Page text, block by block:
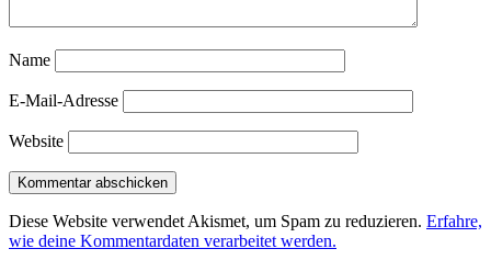
Name
E-Mail-Adresse
Website
Diese Website verwendet Akismet, um Spam zu reduzieren. Erfahre,
wie deine Kommentardaten verarbeitet werden.